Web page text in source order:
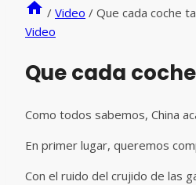
/ Video / Que cada coche
Video
Que cada
Como todos sabemos, China
En primer lugar, queremos
Con el ruido del crujido de las